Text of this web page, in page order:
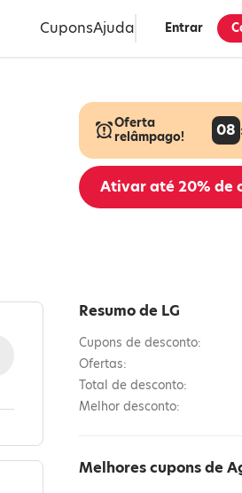
CuponsAjuda Entrar
Oferta
relâmpago!
08
Ativar até20% de
Resumo de LG
Cupons de desconto:
Ofertas:
Total de desconto:
Melhor desconto:
Melhores cupons de